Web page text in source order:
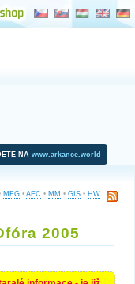
NA www.arkance.world
MFG • AEC • MM • GIS • HW
2005